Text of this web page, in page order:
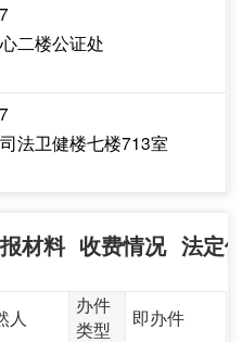
二楼公证处
法卫健楼七楼713室
材料 收费情况 法定
人
办件
类型
即办件